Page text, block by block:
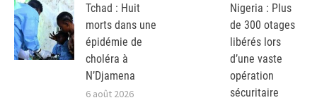
Tchad : Huit
morts dans une
épidémie de
choléra à
N’Djamena
6 août 2026
Nigeria : Plus
de 300 otages
libérés lors
d’une vaste
opération
sécuritaire